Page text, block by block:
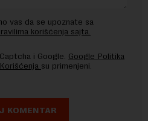
vas da se upoznate sa
korišćenja sajta.
i Google. Google Politika
su primenjeni.